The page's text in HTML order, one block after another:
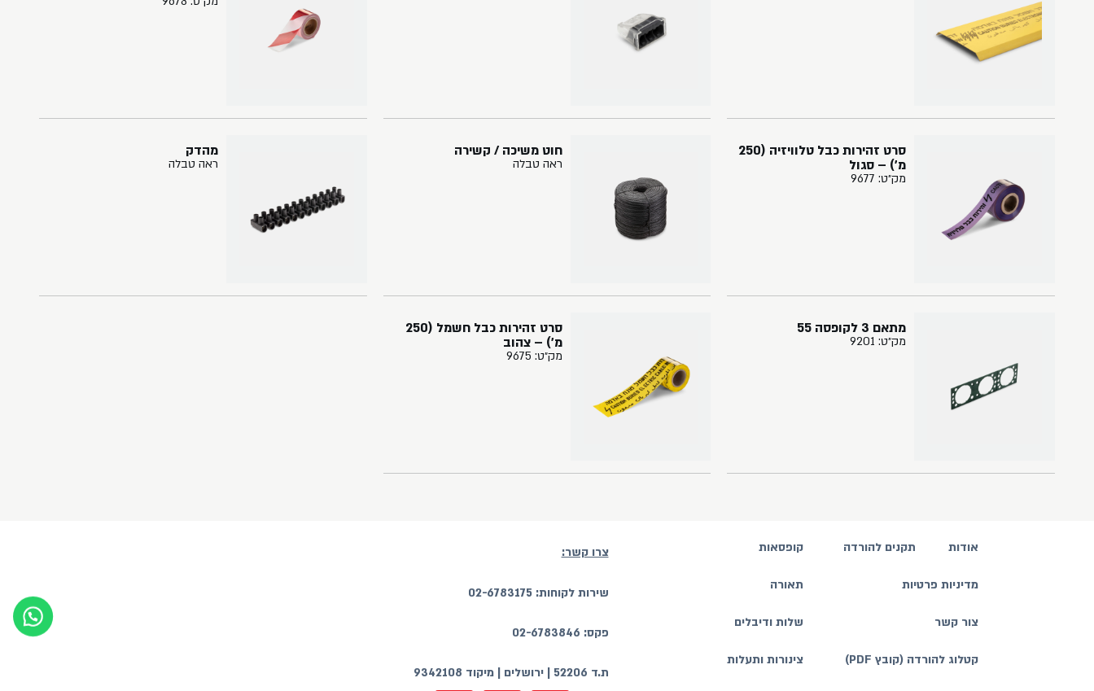
סרט זהירות כבל טלוויזיה (250
מ') – סגול
מק״ט: 9677
חוט משיכה / קשירה
ראה טבלה
מהדק
ראה טבלה
מתאם 3 לקופסה 55
מק״ט: 9201
סרט זהירות כבל חשמל (250
מ') – צהוב
מק״ט: 9675
צרו קשר:
שירות לקוחות: 02-6783175
פקס: 02-6783846
ת.ד 52206 | ירושלים | מיקוד 9342108
אודות תקנים להורדה
מדיניות פרטיות
צור קשר
קטלוג להורדה (קובץ PDF)
קופסאות
תאורה
שלות ודיבלים
צינורות ותעלות